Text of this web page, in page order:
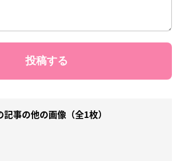
記事の他の画像（全1枚）